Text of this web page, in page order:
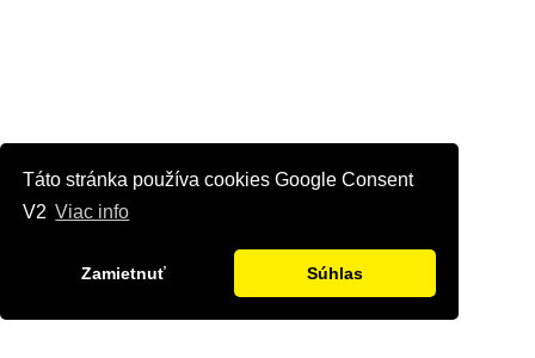
Táto stránka používa cookies Google Consent
V2 Viac info
Zamietnuť Súhlas